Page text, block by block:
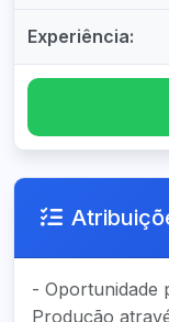
Experiência:
- Oportunidade
Produção